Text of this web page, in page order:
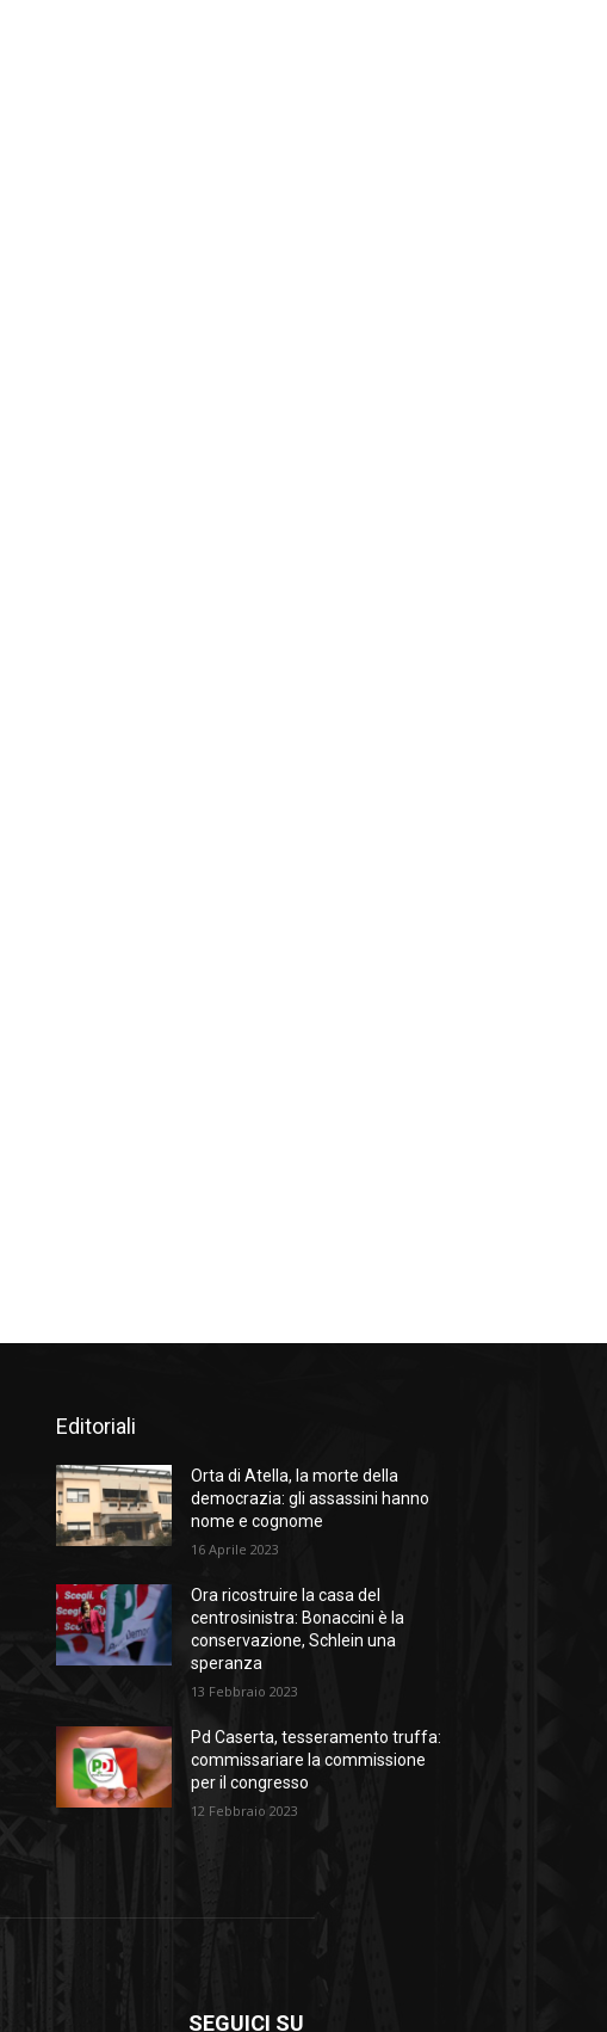
Editoriali
Orta di Atella, la morte della
democrazia: gli assassini hanno
nome e cognome
16 Aprile 2023
Ora ricostruire la casa del
centrosinistra: Bonaccini è la
conservazione, Schlein una
speranza
13 Febbraio 2023
Pd Caserta, tesseramento truffa:
commissariare la commissione
per il congresso
12 Febbraio 2023
SEGUICI SU